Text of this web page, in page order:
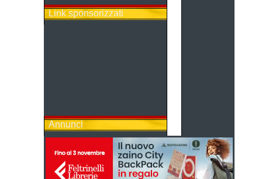
Link sponsorizzati
Annunci